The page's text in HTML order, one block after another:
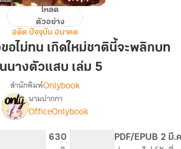
ระกอบ
โหลด
ตัวอย่าง
อดีต ปัจจุบัน อนาคต
อไม่ทน เกิดใหม่ชาตินี้จะพลิกบท
นางตัวแสบ เล่ม 5
เรื่อง[จบ]
ตัวประกอบ
สาว
ขอ
สำนักพิมพ์Onlybook
นามปากกา
OfficeOnlybook
630 PDF/EPUB 2 มี.